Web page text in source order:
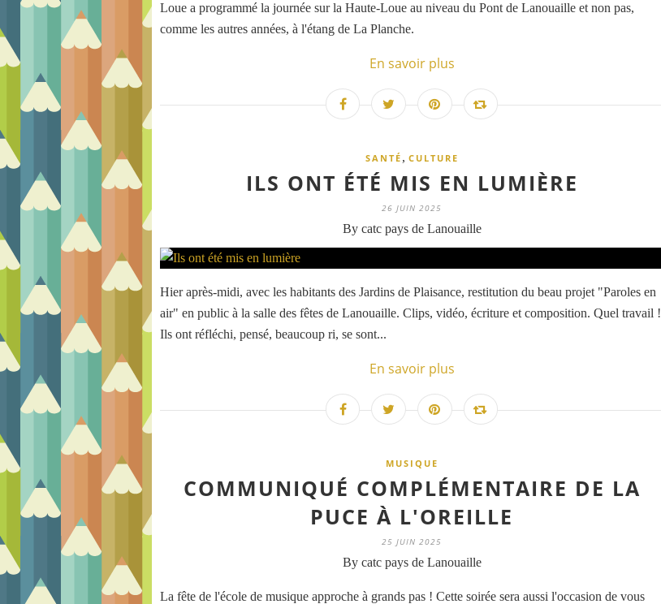
Loue a programmé la journée sur la Haute-Loue au niveau du Pont de Lanouaille et non pas,
comme les autres années, à l'étang de La Planche.
En savoir plus
SANTÉ , CULTURE
ILS ONT ÉTÉ MIS EN LUMIÈRE
26 JUIN 2025
By catc pays de Lanouaille
Hier après-midi, avec les habitants des Jardins de Plaisance, restitution du beau projet "Paroles en
air" en public à la salle des fêtes de Lanouaille. Clips, vidéo, écriture et composition. Quel travail !
Ils ont réfléchi, pensé, beaucoup ri, se sont...
En savoir plus
MUSIQUE
COMMUNIQUÉ COMPLÉMENTAIRE DE LA
PUCE À L'OREILLE
25 JUIN 2025
By catc pays de Lanouaille
La fête de l'école de musique approche à grands pas ! Cette soirée sera aussi l'occasion de vous